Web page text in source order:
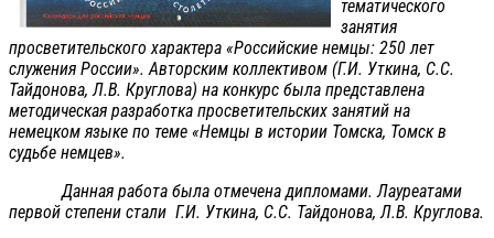
тематического
занятия
просветительского характера «Российские немцы: 250 лет
служения России». Авторским коллективом (Г.И. Уткина, С.С.
Тайдонова, Л.В. Круглова) на конкурс была представлена
методическая разработка просветительских занятий на
немецком языке по теме «Немцы в истории Томска, Томск в
судьбе немцев».
Данная работа была отмечена дипломами. Лауреатами
первой степени стали Г.И. Уткина, С.С. Тайдонова, Л.В. Круглова.